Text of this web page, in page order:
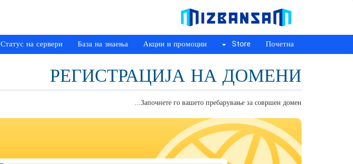
Почетна
Store
Акции и промоции
База на знаења
Статус на сервери
РЕГИСТРАЦИЈА НА ДОМЕНИ
Започнете го вашето пребарување за совршен домен...